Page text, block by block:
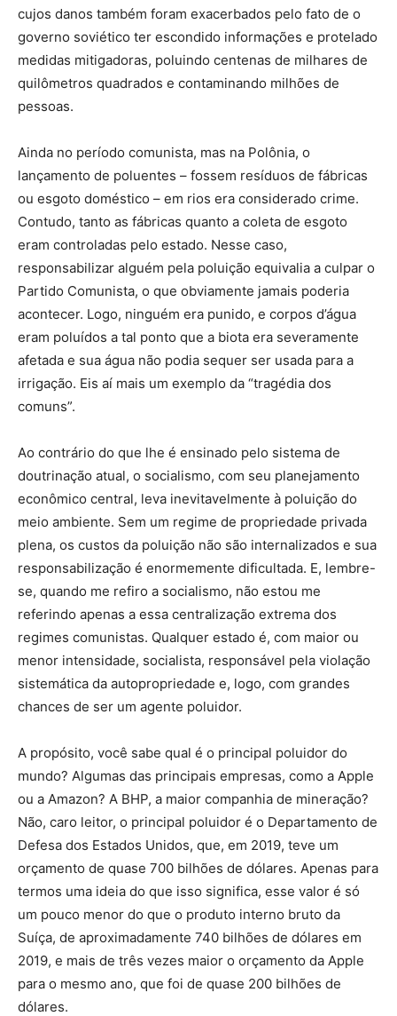
cujos danos também foram exacerbados pelo fato de o
governo soviético ter escondido informações e protelado
medidas mitigadoras, poluindo centenas de milhares de
quilômetros quadrados e contaminando milhões de
pessoas.
Ainda no período comunista, mas na Polônia, o
lançamento de poluentes – fossem resíduos de fábricas
ou esgoto doméstico – em rios era considerado crime.
Contudo, tanto as fábricas quanto a coleta de esgoto
eram controladas pelo estado. Nesse caso,
responsabilizar alguém pela poluição equivalia a culpar o
Partido Comunista, o que obviamente jamais poderia
acontecer. Logo, ninguém era punido, e corpos d’água
eram poluídos a tal ponto que a biota era severamente
afetada e sua água não podia sequer ser usada para a
irrigação. Eis aí mais um exemplo da “tragédia dos
comuns”.
Ao contrário do que lhe é ensinado pelo sistema de
doutrinação atual, o socialismo, com seu planejamento
econômico central, leva inevitavelmente à poluição do
meio ambiente. Sem um regime de propriedade privada
plena, os custos da poluição não são internalizados e sua
responsabilização é enormemente dificultada. E, lembre-
se, quando me refiro a socialismo, não estou me
referindo apenas a essa centralização extrema dos
regimes comunistas. Qualquer estado é, com maior ou
menor intensidade, socialista, responsável pela violação
sistemática da autopropriedade e, logo, com grandes
chances de ser um agente poluidor.
A propósito, você sabe qual é o principal poluidor do
mundo? Algumas das principais empresas, como a Apple
ou a Amazon? A BHP, a maior companhia de mineração?
Não, caro leitor, o principal poluidor é o Departamento de
Defesa dos Estados Unidos, que, em 2019, teve um
orçamento de quase 700 bilhões de dólares. Apenas para
termos uma ideia do que isso significa, esse valor é só
um pouco menor do que o produto interno bruto da
Suíça, de aproximadamente 740 bilhões de dólares em
2019, e mais de três vezes maior o orçamento da Apple
para o mesmo ano, que foi de quase 200 bilhões de
dólares.